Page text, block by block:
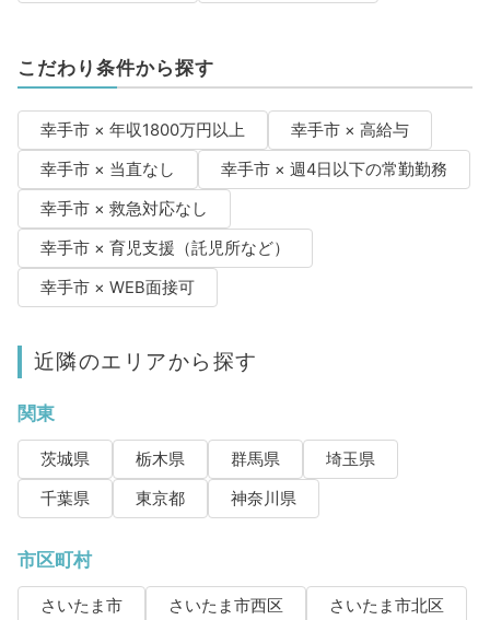
こだわり条件から探す
幸手市 × 年収1800万円以上
幸手市 × 高給与
幸手市 × 当直なし
幸手市 × 週4日以下の常勤勤務
幸手市 × 救急対応なし
幸手市 × 育児支援（託児所など）
幸手市 × WEB面接可
近隣のエリアから探す
関東
茨城県 栃木県 群馬県
埼玉県
千葉県
東京都 神奈川県
市区町村
さいたま市 さいたま市西区
さいたま市北区